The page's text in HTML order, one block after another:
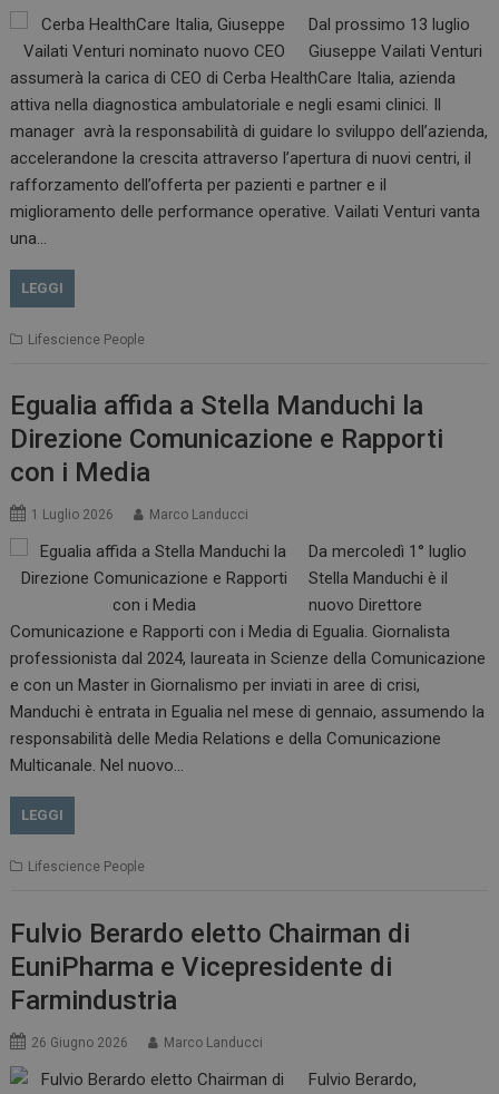
Dal prossimo 13 luglio
Giuseppe Vailati Venturi
assumerà la carica di CEO di Cerba HealthCare Italia, azienda
attiva nella diagnostica ambulatoriale e negli esami clinici. Il
manager avrà la responsabilità di guidare lo sviluppo dell’azienda,
accelerandone la crescita attraverso l’apertura di nuovi centri, il
rafforzamento dell’offerta per pazienti e partner e il
miglioramento delle performance operative. Vailati Venturi vanta
una…
LEGGI
Lifescience People
Egualia affida a Stella Manduchi la
Direzione Comunicazione e Rapporti
con i Media
1 Luglio 2026 Marco Landucci
Da mercoledì 1° luglio
Stella Manduchi è il
nuovo Direttore
Comunicazione e Rapporti con i Media di Egualia. Giornalista
professionista dal 2024, laureata in Scienze della Comunicazione
e con un Master in Giornalismo per inviati in aree di crisi,
Manduchi è entrata in Egualia nel mese di gennaio, assumendo la
responsabilità delle Media Relations e della Comunicazione
Multicanale. Nel nuovo…
LEGGI
Lifescience People
Fulvio Berardo eletto Chairman di
EuniPharma e Vicepresidente di
Farmindustria
26 Giugno 2026 Marco Landucci
Fulvio Berardo,